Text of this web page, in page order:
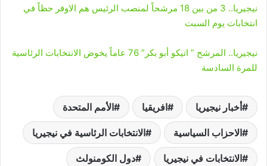
نيجيريا.. 3 من بين 18 مرشحاً لمنصب الرئيس هم الاوفر حظاً في
انتخابات يوم السبت
نيجيريا.. المرشح ” اتيكو أبو بكر” 76 عاماً يخوض الانتخابات الرئاسية
للمرة السادسة
أخبار نيجيريا افريقيا الأمم المتحدة
الاحزاب السياسية الانتخابات الرئاسية في نيجيريا
الانتخابات في نيجيريا دول الكومنولث